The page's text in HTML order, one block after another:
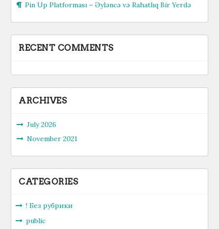
Pin Up Platforması – Əyləncə və Rahatlıq Bir Yerdə
RECENT COMMENTS
ARCHIVES
July 2026
November 2021
CATEGORIES
! Без рубрики
public